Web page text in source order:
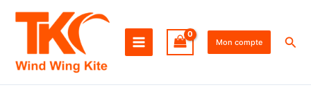
Mon compte